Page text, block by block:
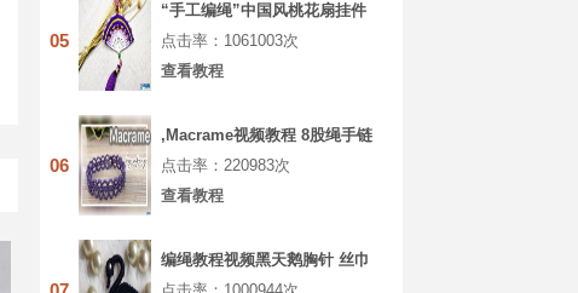
05
“手工编绳”中国风桃花扇挂件
编织教程视频（上集）
点击率：1061003次
查看教程
06
,Macrame视频教程 8股绳手链
编法步骤
点击率：220983次
查看教程
编绳教程视频黑天鹅胸针 丝巾
扣 教程视频第1节